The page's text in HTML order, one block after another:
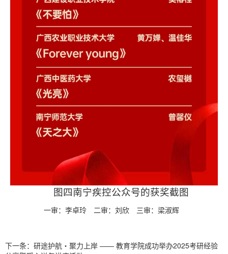
图四南宁疾控公众号的获奖截图
一审：李卓玲 二审：刘欣 三审：梁淑辉
下一条： 研途护航・聚力上岸 —— 教育学院成功举办2025考研经验